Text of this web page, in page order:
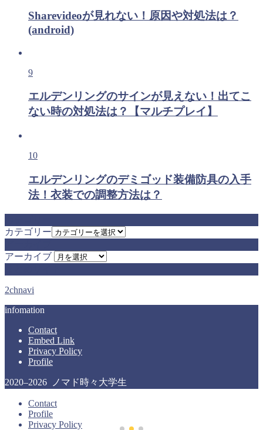
Sharevideoが見れない！原因や対処法は？
(android)
9
エルデンリングのサインが見えない！出てこ
ない時の対処法は？【マルチプレイ】
10
エルデンリングのデミゴッド装備防具の入手
法！衣装での調整方法は？
カテゴリー
アーカイブ
2chnavi
infomation
Contact
Embed Link
Privacy Policy
Profile
2020–2026 ノマド時々大学生
Contact
Profile
Privacy Policy